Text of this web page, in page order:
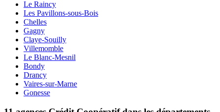
Le Raincy
Les Pavillons-sous-Bois
Chelles
Gagny
Claye-Souilly
Villemomble
Le Blanc-Mesnil
Bondy
Drancy
Vaires-sur-Marne
Gonesse